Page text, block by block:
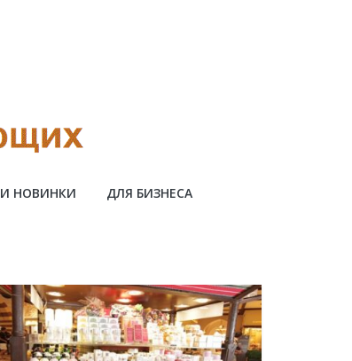
НОВИНКИ ДЛЯ БИЗНЕСА